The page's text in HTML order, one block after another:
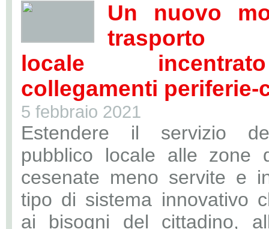
Un nuovo
trasporto
locale
collegamenti periferie-
5 febbraio 2021
Estendere il servizio
pubblico locale alle zone
cesenate meno servite e
tipo di sistema innovativo
ai bisogni del cittadino,